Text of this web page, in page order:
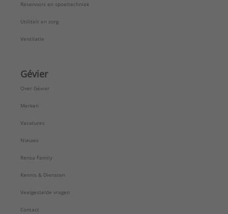
Reservoirs en spoeltechniek
Utiliteit en zorg
Ventilatie
Gévier
Over Gévier
Merken
Vacatures
Nieuws
Rensa Family
Kennis & Diensten
Veelgestelde vragen
Contact